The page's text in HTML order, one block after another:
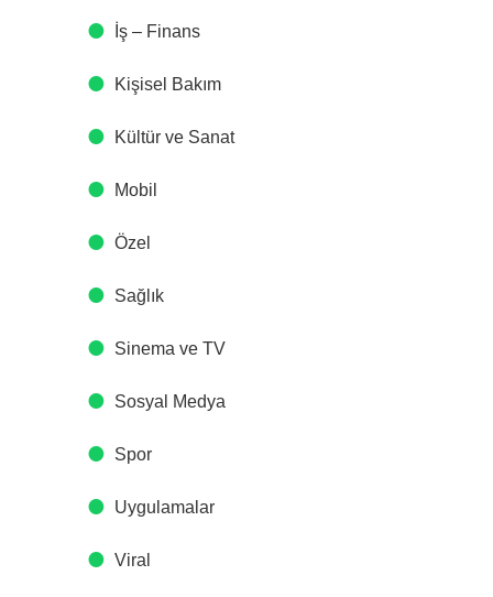
İş – Finans
Kişisel Bakım
Kültür ve Sanat
Mobil
Özel
Sağlık
Sinema ve TV
Sosyal Medya
Spor
Uygulamalar
Viral